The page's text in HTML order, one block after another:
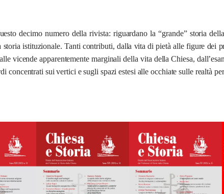
.
2
u
a
n
t
i
decimo numero della rivista: riguardano la “grande” storia
storia istituzionale. Tanti contributi, dalla vita di pietà alle figure dei
vicende apparentemente marginali della vita della Chiesa,
concentrati sui vertici e sugli spazi estesi alle occhiate sulle realtà